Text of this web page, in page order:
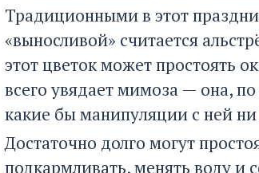
Традиционными в этот
«выносливой» считается
этот цветок может простоять
всего увядает мимоза — она,
какие бы манипуляции с ней
Достаточно долго могут
подкармливать, менять воду и